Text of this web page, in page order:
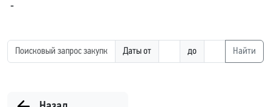
Даты от до Найти